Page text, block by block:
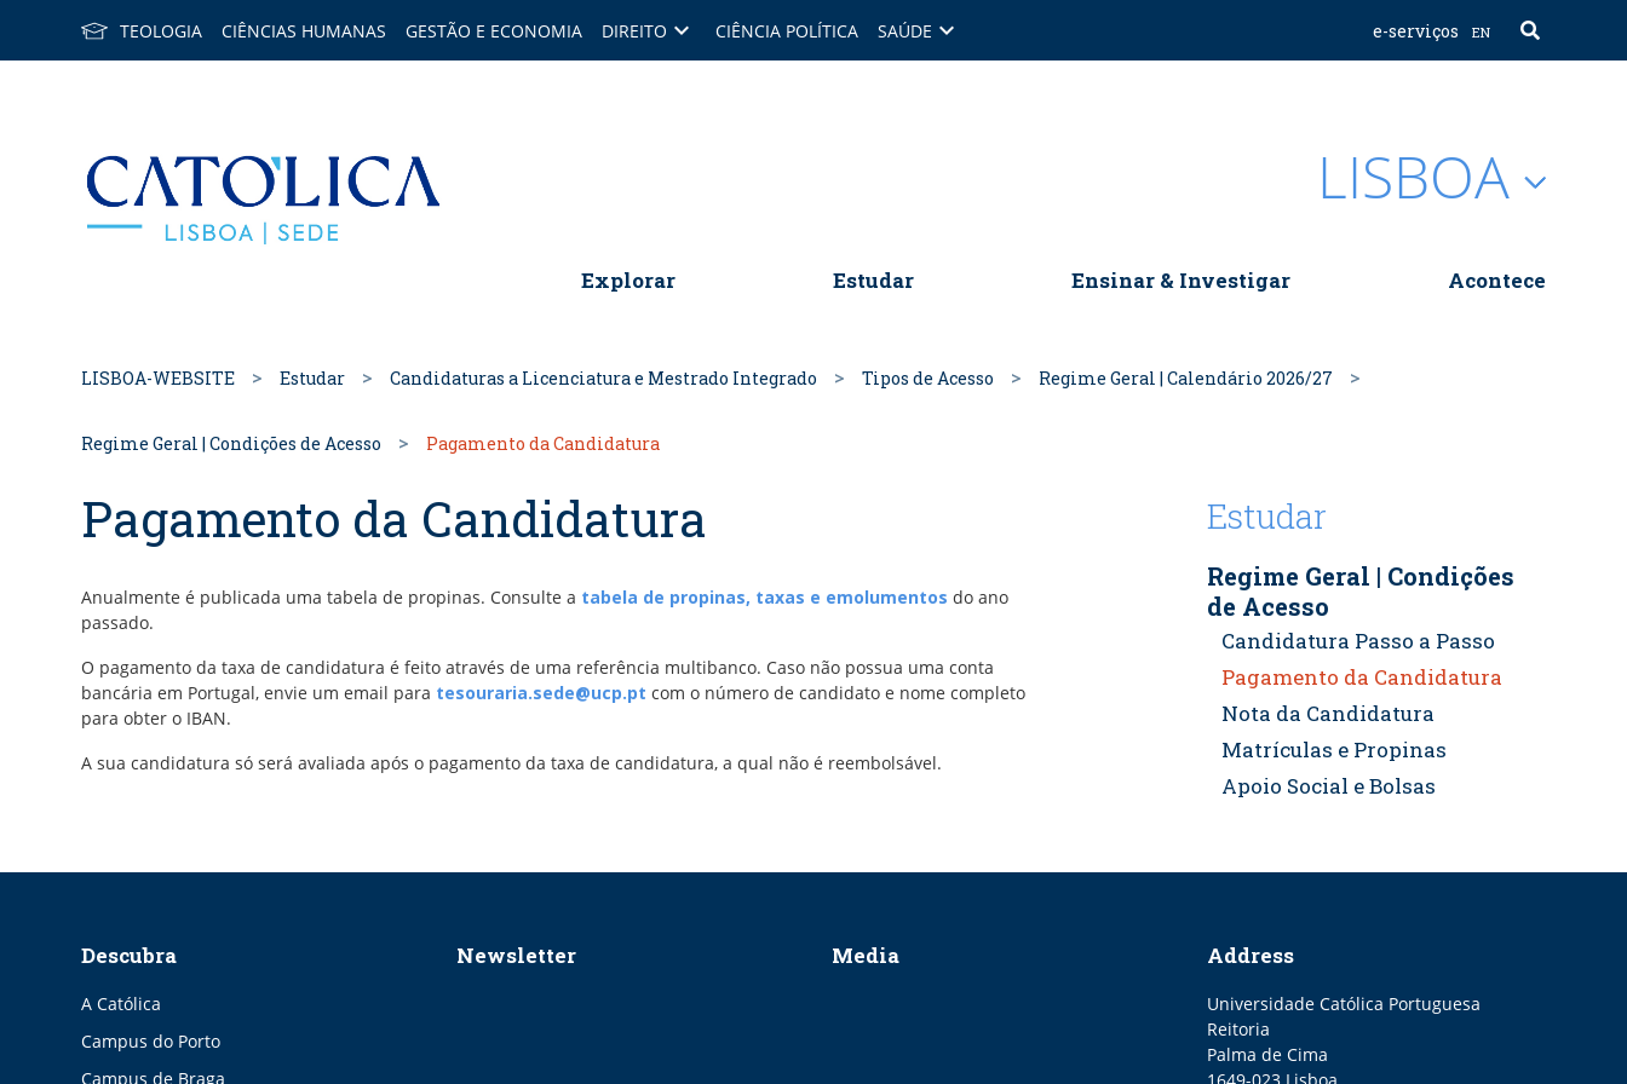
TEOLOGIA CIÊNCIAS HUMANAS GESTÃO E ECONOMIA DIREITO keyboard_arrow_down CIÊNCIA POLÍTICA SAÚDE keyboard_arrow_down e-serviços EN
LISBOA
Explorar Estudar Ensinar & Investigar Acontece
LISBOA-WEBSITE Estudar Candidaturas a Licenciatura e Mestrado Integrado Tipos de Acesso Regime Geral | Calendário 2026/27
Regime Geral | Condições de Acesso Pagamento da Candidatura
Pagamento da Candidatura
Anualmente é publicada uma tabela de propinas. Consulte a tabela de propinas, taxas e emolumentos do ano
passado.
O pagamento da taxa de candidatura é feito através de uma referência multibanco. Caso não possua uma conta
bancária em Portugal, envie um email para tesouraria.sede@ucp.pt com o número de candidato e nome completo
para obter o IBAN.
A sua candidatura só será avaliada após o pagamento da taxa de candidatura, a qual não é reembolsável.
Estudar
Regime Geral | Condições
de Acesso
Candidatura Passo a Passo
Pagamento da Candidatura
Nota da Candidatura
Matrículas e Propinas
Apoio Social e Bolsas
Descubra
A Católica
Campus do Porto
Campus de Braga
Newsletter Media Address
Universidade Católica Portuguesa
Reitoria
Palma de Cima